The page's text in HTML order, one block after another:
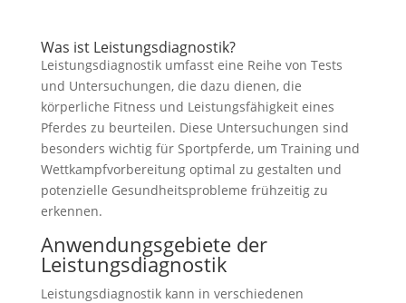
Was ist Leistungsdiagnostik?
Leistungsdiagnostik umfasst eine Reihe von Tests
und Untersuchungen, die dazu dienen, die
körperliche Fitness und Leistungsfähigkeit eines
Pferdes zu beurteilen. Diese Untersuchungen sind
besonders wichtig für Sportpferde, um Training und
Wettkampfvorbereitung optimal zu gestalten und
potenzielle Gesundheitsprobleme frühzeitig zu
erkennen.
Anwendungsgebiete der
Leistungsdiagnostik
Leistungsdiagnostik kann in verschiedenen